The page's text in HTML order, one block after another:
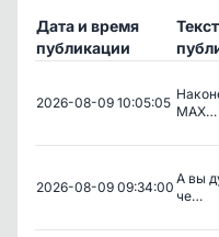
Дата и время
публикации
Текст
2026-08-09 10:05:05
MAX…
2026-08-09 09:34:00
А вы
че…